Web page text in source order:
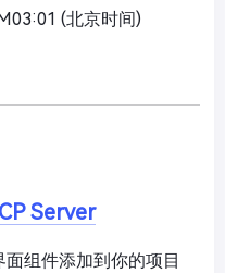
(北京时间)
Server
组件添加到你的项目